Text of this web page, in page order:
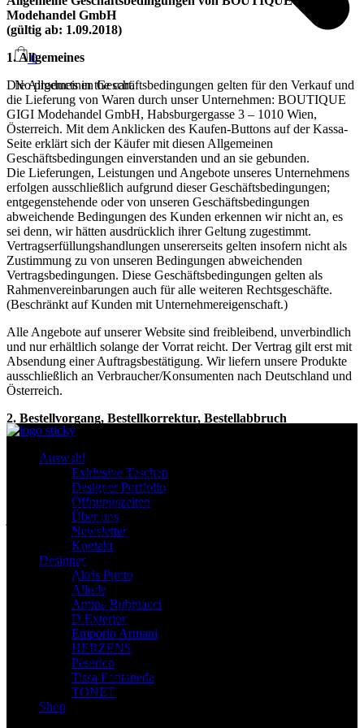
0
No products in the cart.
Auswahl
Exklusive Taschen
Designer Portfolio
Öffnungszeiten
Über uns
Newsletter
Kontakt
Designer
Akris Punto
Allude
Amina Rubinacci
D.Exterior
Emporio Armani
HERZENS
Peserico
Tissa Fontaneda
TONET
Shop
Modehandel GmbH
(gültig ab: 1.09.2018)
1. Allgemeines
Die Allgemeinen Geschäftsbedingungen gelten für den Verkauf und
die Lieferung von Waren durch unser Unternehmen: BOUTIQUE
GIGI Modehandel GmbH, Habsburgergasse 3 – 1010 Wien,
Österreich. Mit dem Anklicken des Kaufen-Buttons auf der Kassa-
Seite erklärt sich der Käufer mit diesen Allgemeinen
Geschäftsbedingungen einverstanden und an sie gebunden.
Die Lieferungen, Leistungen und Angebote unseres Unternehmens
erfolgen ausschließlich aufgrund dieser Geschäftsbedingungen;
entgegenstehende oder von unseren Geschäftsbedingungen
abweichende Bedingungen des Kunden erkennen wir nicht an, es
sei denn, wir hätten ausdrücklich ihrer Geltung zugestimmt.
Vertragserfüllungshandlungen unsererseits gelten insofern nicht als
Zustimmung zu von unseren Bedingungen abweichenden
Vertragsbedingungen. Diese Geschäftsbedingungen gelten als
Rahmenvereinbarungen auch für alle weiteren Rechtsgeschäfte.
(Beschränkt auf Kunden mit Unternehmereigenschaft.)
Alle Angebote auf unserer Website sind freibleibend, unverbindlich
und nur erhältlich solange der Vorrat reicht. Der Vertrag gilt erst mit
Absendung einer Auftragsbestätigung. Wir liefern unsere Produkte
ausschließlich an Verbraucher/Konsumenten nach Deutschland und
Österreich.
2. Bestellvorgang, Bestellkorrektur, Bestellabbruch
dieses unverbindlich durch Anklicken des Buttons [In den
Warenkorb] in den Warenkorb legen. Den Inhalt des Warenkorbs
kann der Kunde jederzeit durch Anklicken des angezeigten
Produktes unverbindlich ansehen. Die Produkte kann der Kunde
jederzeit durch Anklicken des Buttons [x] wieder aus dem
Warenkorb entfernen. Wenn der Kunde die Produkte im Warenkorb
kaufen will, muss er den Button [Zur Kasse] anklicken. Der Kunde
wird dann aufgefordert, seine Daten einzugeben. Der Kunde kann
die Bestellung als Gast oder als registrierter Benutzer durchführen.
Als registrierter Benutzer genügt für weitere Bestellungen die
Eingabe des vom Benutzer bei der Erstregistrierung festgelegten
Logins und Passwortes. Die Daten werden verschlüsselt übertragen!
Nach Eingabe der Kundendaten und Auswahl der Art der Zahlung
und Versandart können alle Eingaben in der Bestellmaske jederzeit
geändert werden. Durch Anklicken des Buttons [jetzt kaufen]
schließt der Kunde den Bestellvorgang ab. Der Bestellvorgang lässt
sich jederzeit durch Schließen des Browsers abbrechen.